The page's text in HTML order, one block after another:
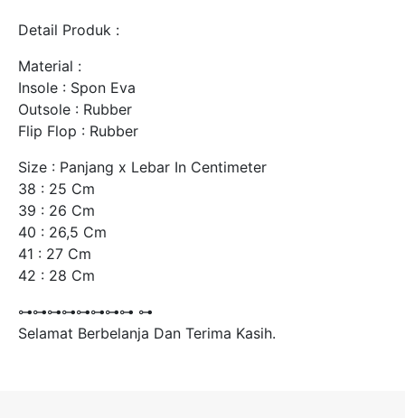
Detail Produk :
Material :
Insole : Spon Eva
Outsole : Rubber
Flip Flop : Rubber
Size : Panjang x Lebar In Centimeter
38 : 25 Cm
39 : 26 Cm
40 : 26,5 Cm
41 : 27 Cm
42 : 28 Cm
⊶⊶⊶⊶⊶⊶⊶⊶ ⊶
Selamat Berbelanja Dan Terima Kasih.